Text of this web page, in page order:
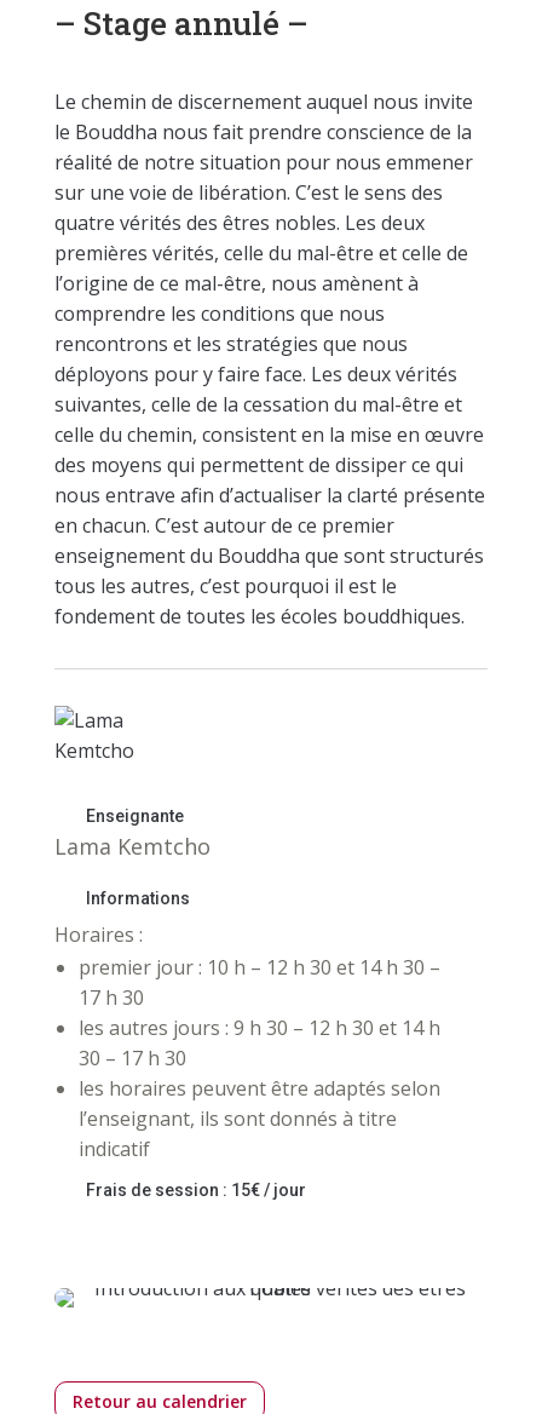
– Stage annulé –
Le chemin de discernement auquel nous invite
le Bouddha nous fait prendre conscience de la
réalité de notre situation pour nous emmener
sur une voie de libération. C’est le sens des
quatre vérités des êtres nobles. Les deux
premières vérités, celle du mal-être et celle de
l’origine de ce mal-être, nous amènent à
comprendre les conditions que nous
rencontrons et les stratégies que nous
déployons pour y faire face. Les deux vérités
suivantes, celle de la cessation du mal-être et
celle du chemin, consistent en la mise en œuvre
des moyens qui permettent de dissiper ce qui
nous entrave afin d’actualiser la clarté présente
en chacun. C’est autour de ce premier
enseignement du Bouddha que sont structurés
tous les autres, c’est pourquoi il est le
fondement de toutes les écoles bouddhiques.
Enseignante
Lama Kemtcho
Informations
Horaires :
premier jour : 10 h – 12 h 30 et 14 h 30 –
17 h 30
les autres jours : 9 h 30 – 12 h 30 et 14 h
30 – 17 h 30
les horaires peuvent être adaptés selon
l’enseignant, ils sont donnés à titre
indicatif
Frais de session : 15€ / jour
Retour au calendrier